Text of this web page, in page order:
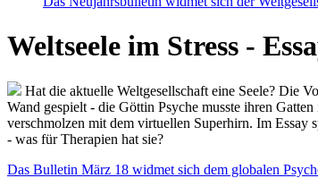
Weltseele im Stress -
Hat die aktuelle Weltgesellschaft eine Seele? Die
Wand gespielt - die Göttin Psyche musste ihren
verschmolzen mit dem virtuellen Superhirn. Im Essay
- was für Therapien hat sie?
Das Bulletin März 18 widmet sich dem globalen